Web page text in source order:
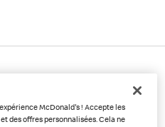
mes
McDonald's ! Accepte les
des offres personnalisées. Cela ne